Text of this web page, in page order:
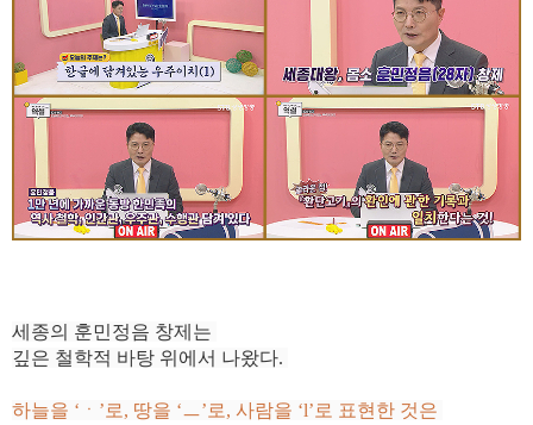
세종의 훈민정음 창제는
깊은 철학적 바탕 위에서 나왔다.
하늘을 ‘ㆍ’로, 땅을 ‘ㅡ’로, 사람을 ‘l’로 표현한 것은